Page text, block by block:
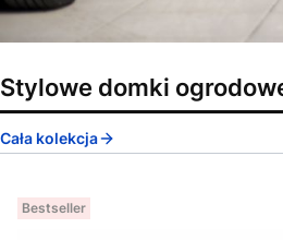
Stylowe domki
Cała kolekcja
Bestseller